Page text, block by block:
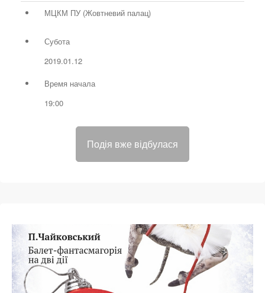
МЦКМ ПУ (Жовтневий палац)
Субота
2019.01.12
Время начала
19:00
Подія вже відбулася